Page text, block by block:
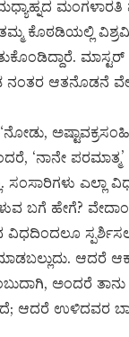
ಮಂಗಳಾರತಿ
ಕೊಠಡಿಯಲ್ಲಿ
ಆತನೊಡನೆ
“ನೋಡು,
‘ನಾನೇ
ಸಂಸಾರಿಗಳು
ಬಗೆ ಹೇಗೆ?
ಆದರೆ
ಅಂದರೆ
ಆದರೆ ಉಳಿದವರ